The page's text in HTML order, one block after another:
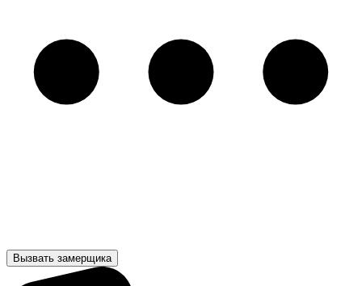
Вызвать замерщика